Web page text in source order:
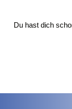
Du hast dich